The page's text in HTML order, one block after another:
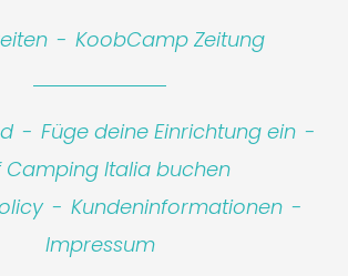
Leaflet |©Koobcamp S.r.l.
- KoobCamp Zeitung
- Füge deine Einrichtung ein -
Camping Italia buchen
- Kundeninformationen -
Impressum